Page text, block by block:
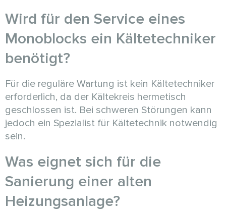
Wird für den Service eines
Monoblocks ein Kältetechniker
benötigt?
Für die reguläre Wartung ist kein Kältetechniker
erforderlich, da der Kältekreis hermetisch
geschlossen ist. Bei schweren Störungen kann
jedoch ein Spezialist für Kältetechnik notwendig
sein.
Was eignet sich für die
Sanierung einer alten
Heizungsanlage?